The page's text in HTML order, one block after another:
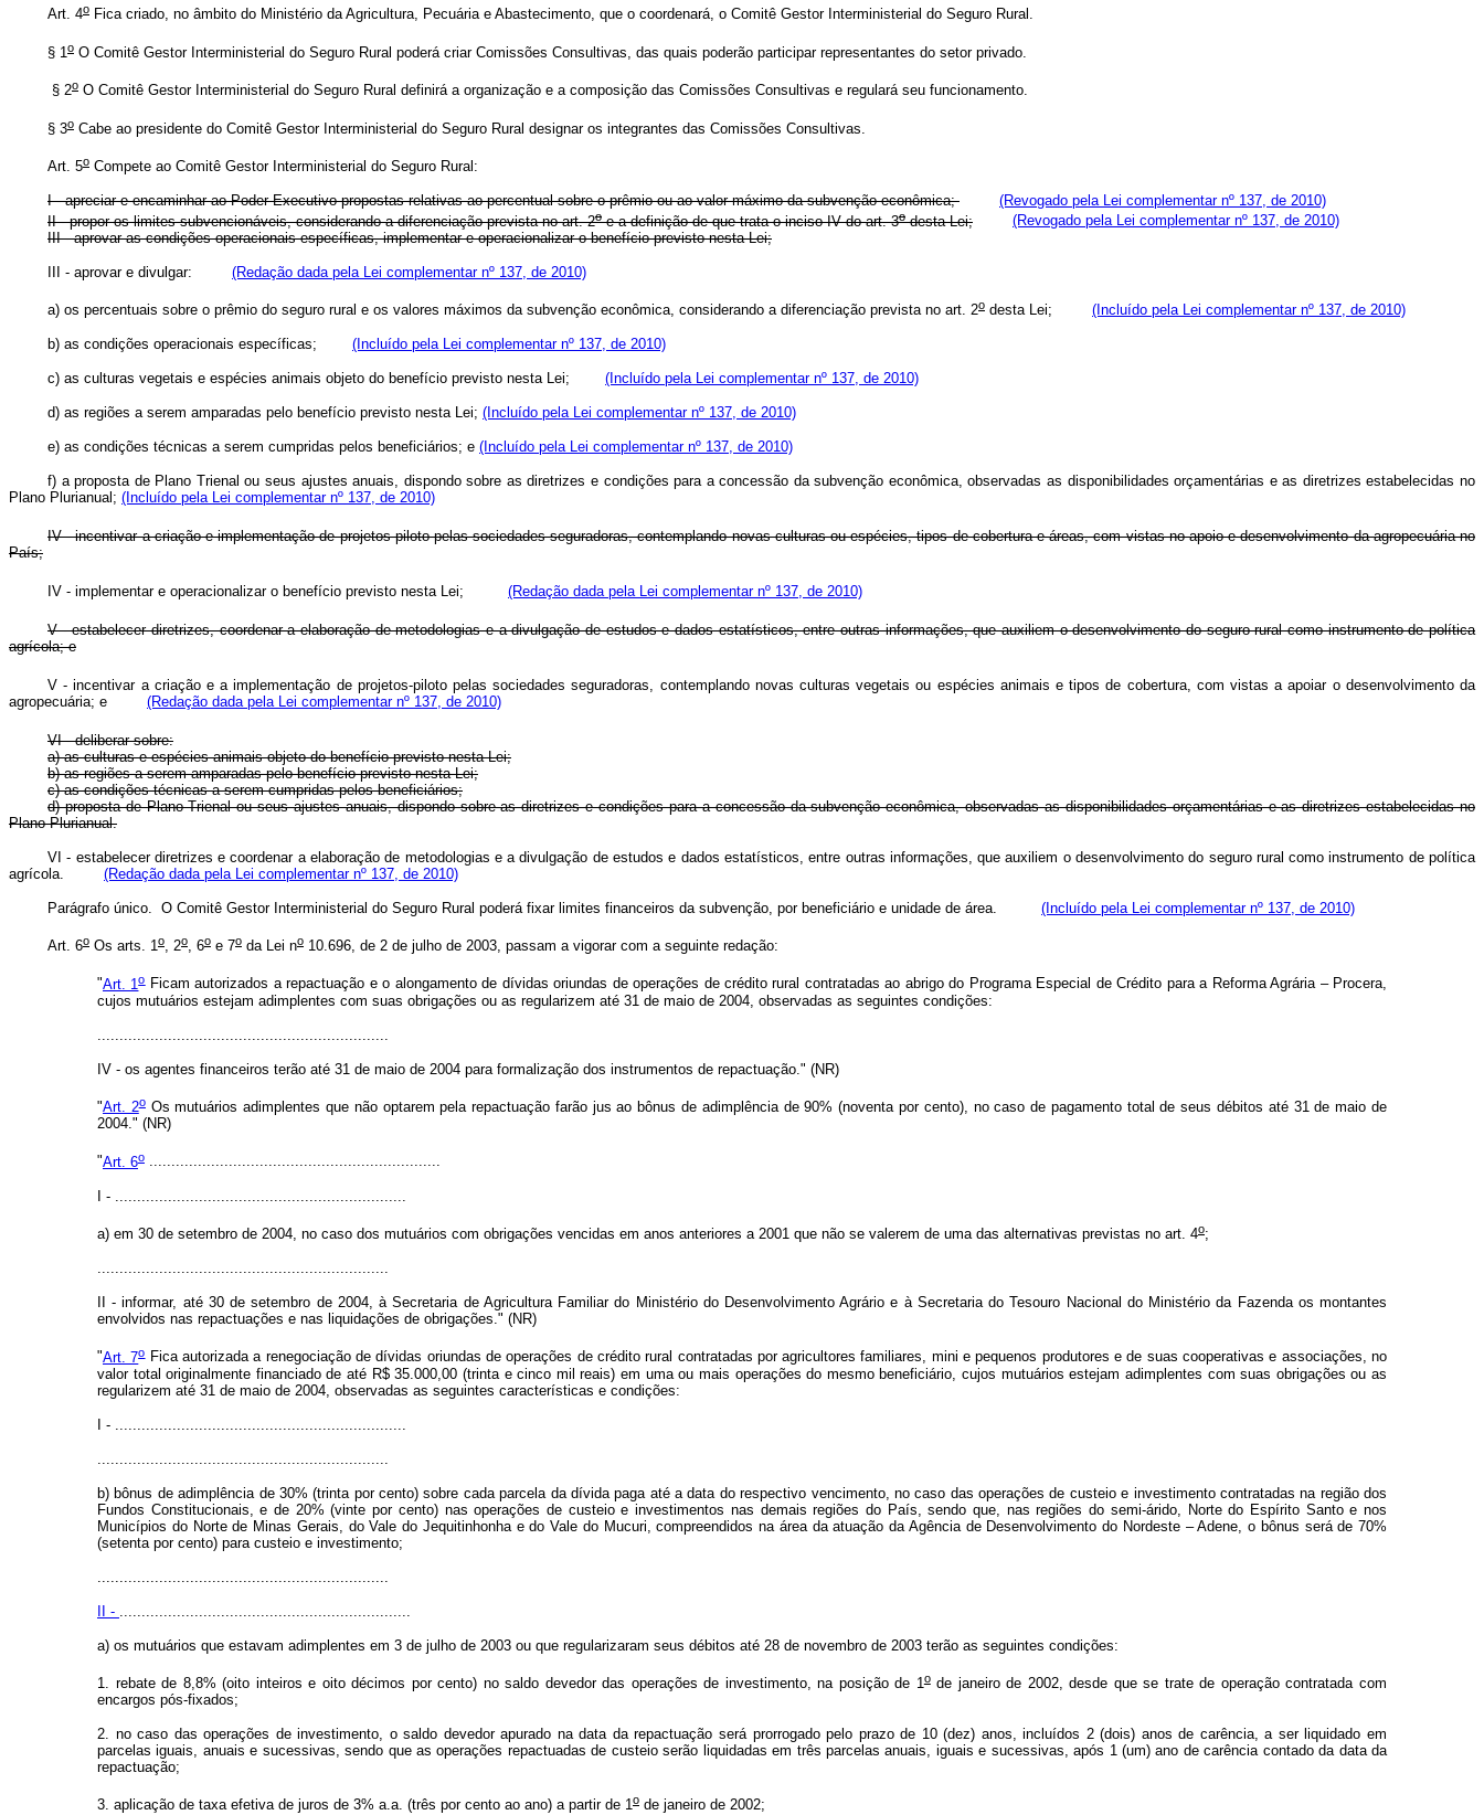
Art. 4o Fica criado, no âmbito do Ministério da Agricultura, Pecuária e Abastecimento, que o coordenará, o Comitê Gestor Interministerial do Seguro Rural.
§ 1 o O Comitê Gestor Interministerial do Seguro Rural poderá criar Comissões Consultivas, das quais poderão participar representantes do setor privado.
§ 2o O Comitê Gestor Interministerial do Seguro Rural definirá a organização e a composição das Comissões Consultivas e regulará seu funcionamento.
§ 3o Cabe ao presidente do Comitê Gestor Interministerial do Seguro Rural designar os integrantes das Comissões Consultivas.
Art. 5o Compete ao Comitê Gestor Interministerial do Seguro Rural:
I - apreciar e encaminhar ao Poder Executivo propostas relativas ao percentual sobre o prêmio ou ao valor máximo da subvenção econômica;
(Revogado pela Lei complementar nº 137, de 2010)
II - propor os limites subvencionáveis, considerando a diferenciação prevista no art. 2oe a definição de que trata o inciso IV do art. 3odesta Lei;
(Revogado pela Lei complementar nº 137, de 2010)
III - aprovar as condições operacionais específicas, implementar e operacionalizar o benefício previsto nesta Lei;
III - aprovar e divulgar: (Redação dada pela Lei complementar nº 137, de 2010)
a) os percentuais sobre o prêmio do seguro rural e os valores máximos da subvenção econômica, considerando a diferenciação prevista no art. 2o desta Lei; (Incluído pela Lei complementar nº 137, de 2010)
b) as condições operacionais específicas; (Incluído pela Lei complementar nº 137, de 2010)
c) as culturas vegetais e espécies animais objeto do benefício previsto nesta Lei; (Incluído pela Lei complementar nº 137, de 2010)
d) as regiões a serem amparadas pelo benefício previsto nesta Lei; (Incluído pela Lei complementar nº 137, de 2010)
e) as condições técnicas a serem cumpridas pelos beneficiários; e (Incluído pela Lei complementar nº 137, de 2010)
f) a proposta de Plano Trienal ou seus ajustes anuais, dispondo sobre as diretrizes e condições para a concessão da subvenção econômica, observadas as disponibilidades orçamentárias e as diretrizes estabelecidas no
Plano Plurianual; (Incluído pela Lei complementar nº 137, de 2010)
IV - incentivar a criação e implementação de projetos-piloto pelas sociedades seguradoras, contemplando novas culturas ou espécies, tipos de cobertura e áreas, com vistas no apoio e desenvolvimento da agropecuária no
País;
IV - implementar e operacionalizar o benefício previsto nesta Lei; (Redação dada pela Lei complementar nº 137, de 2010)
V - estabelecer diretrizes, coordenar a elaboração de metodologias e a divulgação de estudos e dados estatísticos, entre outras informações, que auxiliem o desenvolvimento do seguro rural como instrumento de política
agrícola; e
V - incentivar a criação e a implementação de projetos-piloto pelas sociedades seguradoras, contemplando novas culturas vegetais ou espécies animais e tipos de cobertura, com vistas a apoiar o desenvolvimento da
agropecuária; e
(Redação dada pela Lei complementar nº 137, de 2010)
VI - deliberar sobre:
a) as culturas e espécies animais objeto do benefício previsto nesta Lei;
b) as regiões a serem amparadas pelo benefício previsto nesta Lei;
c) as condições técnicas a serem cumpridas pelos beneficiários;
d) proposta de Plano Trienal ou seus ajustes anuais, dispondo sobre as diretrizes e condições para a concessão da subvenção econômica, observadas as disponibilidades orçamentárias e as diretrizes estabelecidas no
Plano Plurianual.
VI - estabelecer diretrizes e coordenar a elaboração de metodologias e a divulgação de estudos e dados estatísticos, entre outras informações, que auxiliem o desenvolvimento do seguro rural como instrumento de política
agrícola. (Redação dada pela Lei complementar nº 137, de 2010)
Parágrafo único. O Comitê Gestor Interministerial do Seguro Rural poderá fixar limites financeiros da subvenção, por beneficiário e unidade de área. (Incluído pela Lei complementar nº 137, de 2010)
Art. 6o Os arts. 1o, 2o, 6o e 7o da Lei no 10.696, de 2 de julho de 2003, passam a vigorar com a seguinte redação:
"Art. 1oFicam autorizados a repactuação e o alongamento de dívidas oriundas de operações de crédito rural contratadas ao abrigo do Programa Especial de Crédito para a Reforma Agrária – Procera,
cujos mutuários estejam adimplentes com suas obrigações ou as regularizem até 31 de maio de 2004, observadas as seguintes condições:
IV - os agentes financeiros terão até 31 de maio de 2004 para formalização dos instrumentos de repactuação." (NR)
"Art. 2oOs mutuários adimplentes que não optarem pela repactuação farão jus ao bônus de adimplência de 90% (noventa por cento), no caso de pagamento total de seus débitos até 31 de maio de
2004." (NR)
"Art. 6o ..................................................................
I - ..................................................................
a) em 30 de setembro de 2004, no caso dos mutuários com obrigações vencidas em anos anteriores a 2001 que não se valerem de uma das alternativas previstas no art. 4o;
..................................................................
II - informar, até 30 de setembro de 2004, à Secretaria de Agricultura Familiar do Ministério do Desenvolvimento Agrário e à Secretaria do Tesouro Nacional do Ministério da Fazenda os montantes
envolvidos nas repactuações e nas liquidações de obrigações." (NR)
"Art. 7oFica autorizada a renegociação de dívidas oriundas de operações de crédito rural contratadas por agricultores familiares, mini e pequenos produtores e de suas cooperativas e associações, no
valor total originalmente financiado de até R$ 35.000,00 (trinta e cinco mil reais) em uma ou mais operações do mesmo beneficiário, cujos mutuários estejam adimplentes com suas obrigações ou as
regularizem até 31 de maio de 2004, observadas as seguintes características e condições:
I - ..................................................................
b) bônus de adimplência de 30% (trinta por cento) sobre cada parcela da dívida paga até a data do respectivo vencimento, no caso das operações de custeio e investimento contratadas na região dos
Fundos Constitucionais, e de 20% (vinte por cento) nas operações de custeio e investimentos nas demais regiões do País, sendo que, nas regiões do semi-árido, Norte do Espírito Santo e nos
Municípios do Norte de Minas Gerais, do Vale do Jequitinhonha e do Vale do Mucuri, compreendidos na área da atuação da Agência de Desenvolvimento do Nordeste – Adene, o bônus será de 70%
(setenta por cento) para custeio e investimento;
II -
a) os mutuários que estavam adimplentes em 3 de julho de 2003 ou que regularizaram seus débitos até 28 de novembro de 2003 terão as seguintes condições:
1. rebate de 8,8% (oito inteiros e oito décimos por cento) no saldo devedor das operações de investimento, na posição de 1ode janeiro de 2002, desde que se trate de operação contratada com
encargos pós-fixados;
2. no caso das operações de investimento, o saldo devedor apurado na data da repactuação será prorrogado pelo prazo de 10 (dez) anos, incluídos 2 (dois) anos de carência, a ser liquidado em
parcelas iguais, anuais e sucessivas, sendo que as operações repactuadas de custeio serão liquidadas em três parcelas anuais, iguais e sucessivas, após 1 (um) ano de carência contado da data da
repactuação;
3. aplicação de taxa efetiva de juros de 3% a.a. (três por cento ao ano) a partir de 1o de janeiro de 2002;